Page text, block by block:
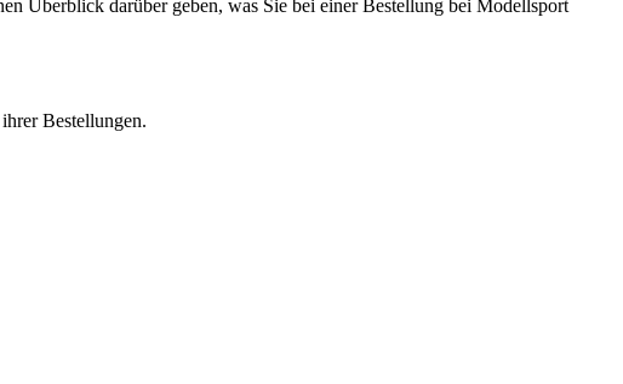
Überblick darüber geben, was Sie bei einer Bestellung bei Modellsport
Bestellungen.